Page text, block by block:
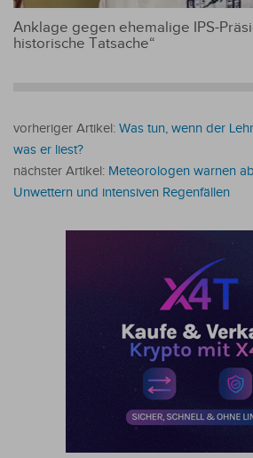
Anklage gegen ehemalige IPS-
historische Tatsache“
vorheriger Artikel: Was tun, wenn der
was er liest?
nächster Artikel: Meteorologen warnen
Unwettern und intensiven Regenfällen